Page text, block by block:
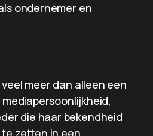
ondernemer en
meer dan alleen een
die haar bekendheid
zetten in een